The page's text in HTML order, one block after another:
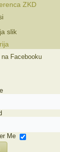
ZKD
slik
na Facebooku
Me